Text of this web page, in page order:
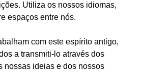
Utiliza os nossos idiomas,
espaços entre nós.
com este espírito antigo,
a transmiti-lo através dos
nossas ideias e dos nossos